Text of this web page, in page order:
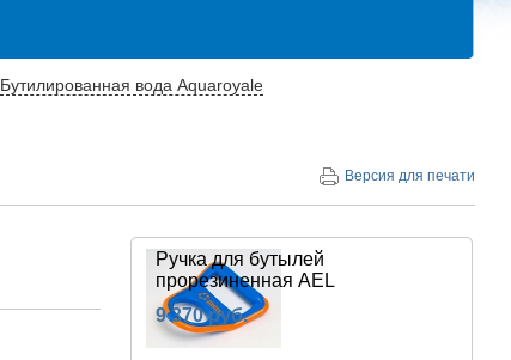
Бутилированная вода Aquaroyale
Версия для печати
Ручка для бутылей
прорезиненная AEL
9 370 руб.